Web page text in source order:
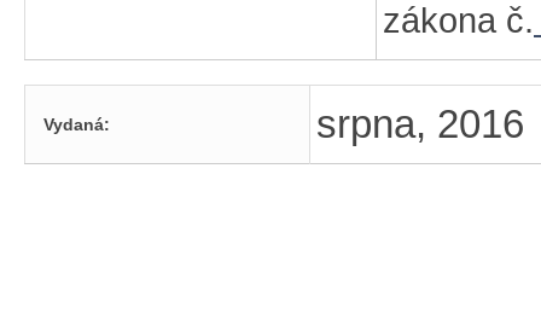
zákona č.
Vydaná: srpna, 2016